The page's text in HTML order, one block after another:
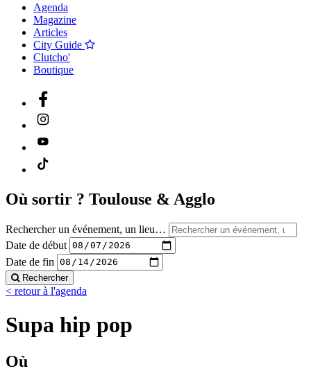
Agenda
Magazine
Articles
City Guide
Clutcho'
Boutique
Où sortir ? Toulouse & Agglo
Rechercher un événement, un lieu…
Date de début
Date de fin
Rechercher
< retour à l'agenda
Supa hip pop
Où